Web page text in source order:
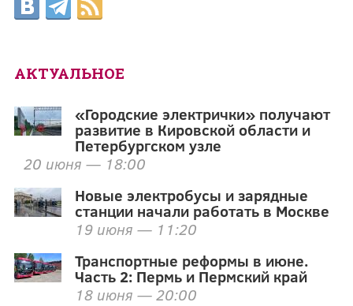
АКТУАЛЬНОЕ
«Городские электрички» получают
развитие в Кировской области и
Петербургском узле
20 июня — 18:00
Новые электробусы и зарядные
станции начали работать в Москве
19 июня — 11:20
Транспортные реформы в июне.
Часть 2: Пермь и Пермский край
18 июня — 20:00